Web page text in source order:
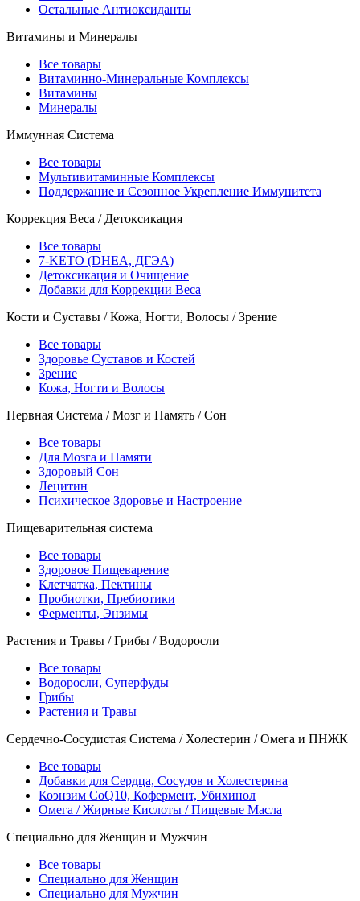
Остальные Антиоксиданты
Витамины и Минералы
Все товары
Витаминно-Минеральные Комплексы
Витамины
Минералы
Иммунная Система
Все товары
Мультивитаминные Комплексы
Поддержание и Сезонное Укрепление Иммунитета
Коррекция Веса / Детоксикация
Все товары
7-KETO (DHEA, ДГЭА)
Детоксикация и Очищение
Добавки для Коррекции Веса
Кости и Суставы / Кожа, Ногти, Волосы / Зрение
Все товары
Здоровье Суставов и Костей
Зрение
Кожа, Ногти и Волосы
Нервная Система / Мозг и Память / Сон
Все товары
Для Мозга и Памяти
Здоровый Сон
Лецитин
Психическое Здоровье и Настроение
Пищеварительная система
Все товары
Здоровое Пищеварение
Клетчатка, Пектины
Пробиотки, Пребиотики
Ферменты, Энзимы
Растения и Травы / Грибы / Водоросли
Все товары
Водоросли, Суперфуды
Грибы
Растения и Травы
Сердечно-Сосудистая Система / Холестерин / Омега и ПНЖК
Все товары
Добавки для Сердца, Сосудов и Холестерина
Коэнзим CoQ10, Кофермент, Убихинол
Омега / Жирные Кислоты / Пищевые Масла
Специально для Женщин и Мужчин
Все товары
Специально для Женщин
Специально для Мужчин